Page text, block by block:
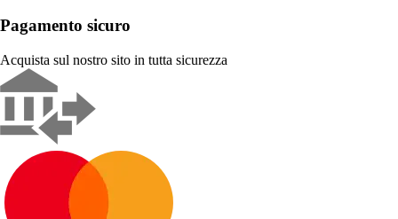
Pagamento sicuro
Acquista sul nostro sito in tutta sicurezza